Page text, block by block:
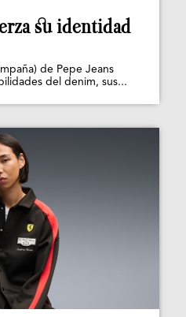
su identidad
de Pepe Jeans
del denim, sus...